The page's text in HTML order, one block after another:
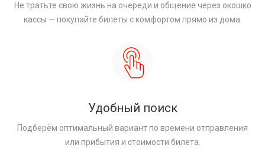
Не тратьте свою жизнь на очереди и общение через окошко
кассы — покупайте билеты с комфортом прямо из дома.
Удобный поиск
Подберём оптимальный вариант по времени отправления
или прибытия и стоимости билета.